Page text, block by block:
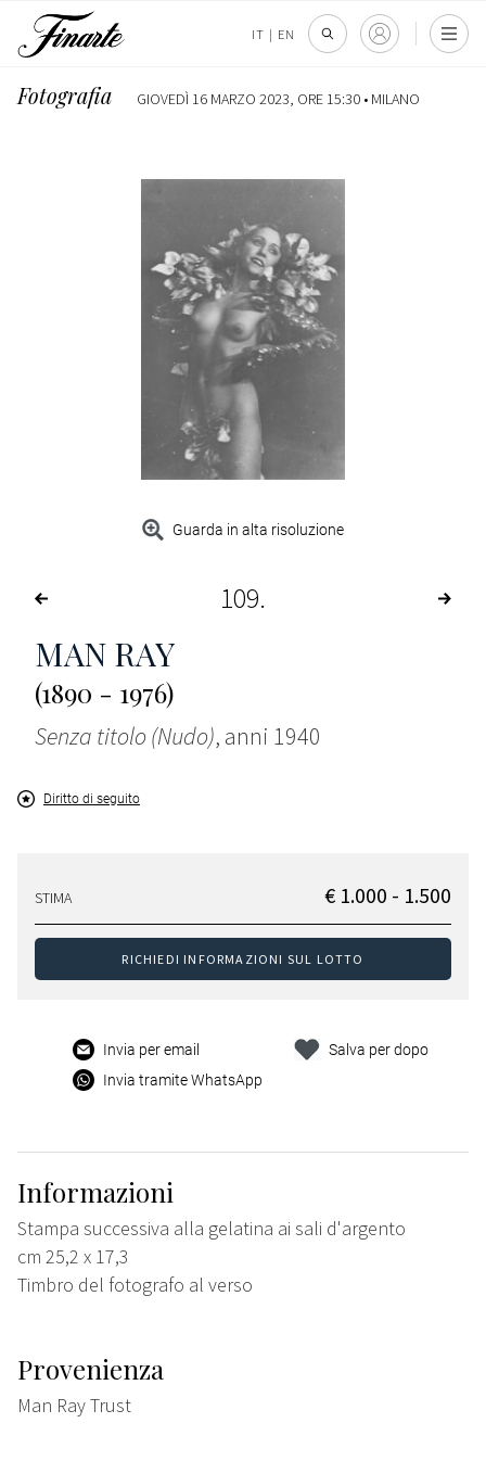
IT | EN
Fotografia GIOVEDÌ 16 MARZO 2023, ORE 15:30 • MILANO
Guarda in alta risoluzione
109
MAN RAY
(1890 - 1976)
Senza titolo (Nudo), anni 1940
Diritto di seguito
STIMA € 1.000 - 1.500
RICHIEDI INFORMAZIONI SUL LOTTO
Invia per email
Invia tramite WhatsApp
Salva per dopo
Informazioni
Stampa successiva alla gelatina ai sali d'argento
cm 25,2 x 17,3
Timbro del fotografo al verso
Provenienza
Man Ray Trust